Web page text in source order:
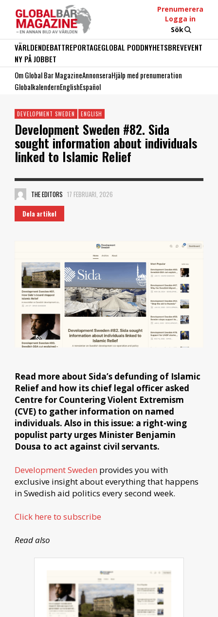
Prenumerera
Logga in
Sök
VÄRLDENDEBATTREPORTAGEGLOBAL PODDNYHETSBREVEVENT
NY PÅ JOBBET
Om Global Bar MagazineAnnonseraHjälp med prenumeration
GlobalkalendernEnglishEspañol
DEVELOPMENT SWEDEN ENGLISH
Development Sweden #82. Sida
sought information about individuals
linked to Islamic Relief
THE EDITORS 17 FEBRUARI, 2026
Dela artikel
Read more about Sida’s defunding of Islamic
Relief and how its chief legal officer asked
Centre for Countering Violent Extremism
(CVE) to gather information on named
individuals. Also in this issue: a right-wing
populist party urges Minister Benjamin
Dousa to act against civil servants.
Development Sweden provides you with
exclusive insight about everything that happens
in Swedish aid politics every second week.
Click here to subscribe
Read also